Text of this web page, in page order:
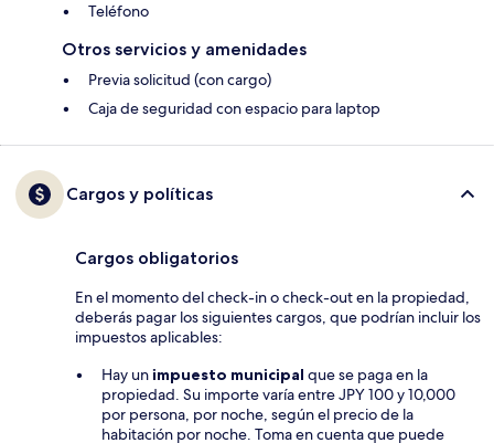
Teléfono
Otros servicios y amenidades
Previa solicitud (con cargo)
Caja de seguridad con espacio para laptop
Cargos y políticas
Cargos obligatorios
En el momento del check-in o check-out en la propiedad,
deberás pagar los siguientes cargos, que podrían incluir los
impuestos aplicables:
Hay unimpuesto municipal que se paga en la
propiedad. Su importe varía entre JPY 100 y 10,000
por persona, por noche, según el precio de la
habitación por noche. Toma en cuenta que puede